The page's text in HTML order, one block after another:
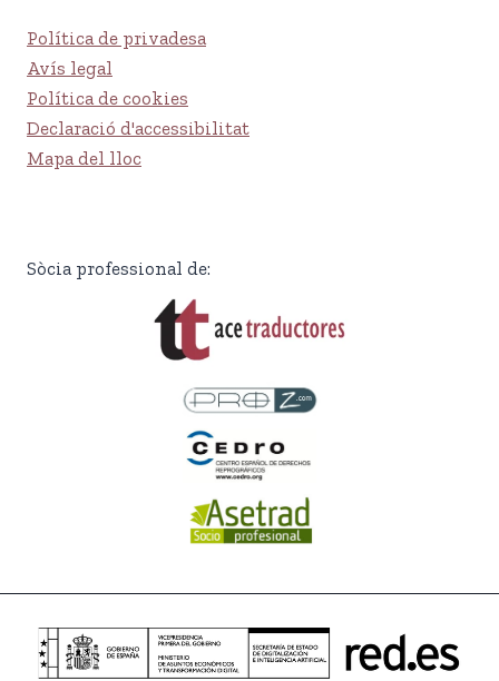
Política de privadesa
Avís legal
Política de cookies
Declaració d'accessibilitat
Mapa del lloc
Sòcia professional de: